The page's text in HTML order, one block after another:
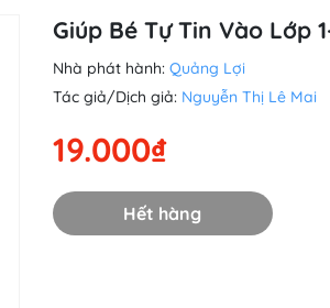
Giúp Bé Tự Tin Vào Lớp
Nhà phát hành: Quảng Lợi
Tác giả/Dịch giả: Nguyễn Thị Lê Mai
19.000₫
Hết hàng